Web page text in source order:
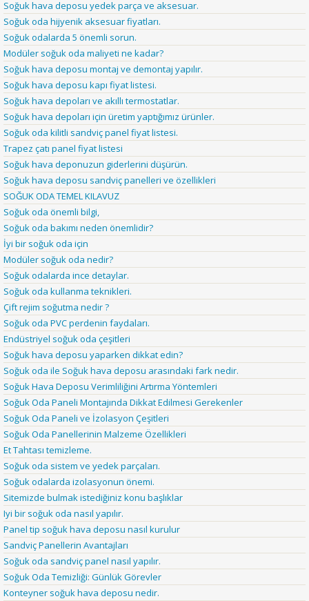
Soğuk hava deposu yedek parça ve aksesuar.
Soğuk oda hijyenik aksesuar fiyatları.
Soğuk odalarda 5 önemli sorun.
Modüler soğuk oda maliyeti ne kadar?
Soğuk hava deposu montaj ve demontaj yapılır.
Soğuk hava deposu kapı fiyat listesi.
Soğuk hava depoları ve akıllı termostatlar.
Soğuk hava depoları için üretim yaptığımız ürünler.
Soğuk oda kilitli sandviç panel fiyat listesi.
Trapez çatı panel fiyat listesi
Soğuk hava deponuzun giderlerini düşürün.
Soğuk hava deposu sandviç panelleri ve özellikleri
SOĞUK ODA TEMEL KILAVUZ
Soğuk oda önemli bilgi,
Soğuk oda bakımı neden önemlidir?
İyi bir soğuk oda için
Modüler soğuk oda nedir?
Soğuk odalarda ince detaylar.
Soğuk oda kullanma teknikleri.
Çift rejim soğutma nedir ?
Soğuk oda PVC perdenin faydaları.
Endüstriyel soğuk oda çeşitleri
Soğuk hava deposu yaparken dikkat edin?
Soğuk oda ile Soğuk hava deposu arasındaki fark nedir.
Soğuk Hava Deposu Verimliliğini Artırma Yöntemleri
Soğuk Oda Paneli Montajında Dikkat Edilmesi Gerekenler
Soğuk Oda Paneli ve İzolasyon Çeşitleri
Soğuk Oda Panellerinin Malzeme Özellikleri
Et Tahtası temizleme.
Soğuk oda sistem ve yedek parçaları.
Soğuk odalarda izolasyonun önemi.
Sitemizde bulmak istediğiniz konu başlıklar
Iyi bir soğuk oda nasıl yapılır.
Panel tip soğuk hava deposu nasıl kurulur
Sandviç Panellerin Avantajları
Soğuk oda sandviç panel nasıl yapılır.
Soğuk Oda Temizliği: Günlük Görevler
Konteyner soğuk hava deposu nedir.